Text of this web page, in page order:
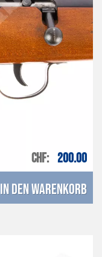
CHF 200.00
in den Warenkorb